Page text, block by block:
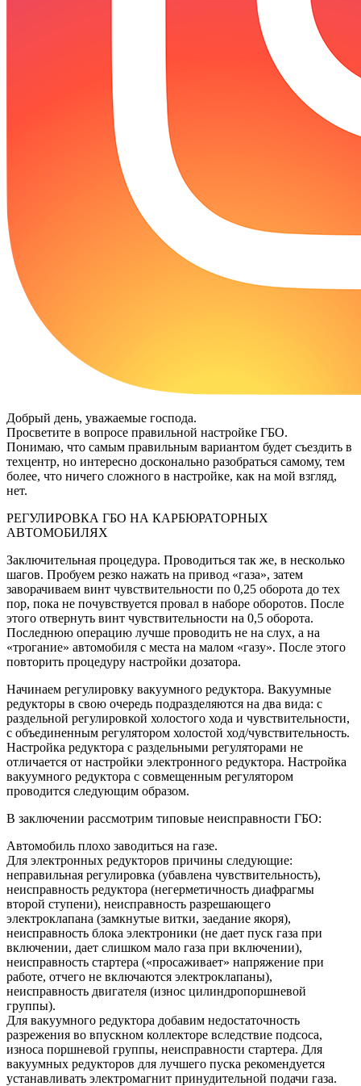
Добрый день, уважаемые господа.
Просветите в вопросе правильной настройке ГБО.
Понимаю, что самым правильным вариантом будет съездить в
техцентр, но интересно досконально разобраться самому, тем
более, что ничего сложного в настройке, как на мой взгляд,
нет.
РЕГУЛИРОВКА ГБО НА КАРБЮРАТОРНЫХ
АВТОМОБИЛЯХ
Заключительная процедура. Проводиться так же, в несколько
шагов. Пробуем резко нажать на привод «газа», затем
заворачиваем винт чувствительности по 0,25 оборота до тех
пор, пока не почувствуется провал в наборе оборотов. После
этого отвернуть винт чувствительности на 0,5 оборота.
Последнюю операцию лучше проводить не на слух, а на
«трогание» автомобиля с места на малом «газу». После этого
повторить процедуру настройки дозатора.
Начинаем регулировку вакуумного редуктора. Вакуумные
редукторы в свою очередь подразделяются на два вида: с
раздельной регулировкой холостого хода и чувствительности,
с объединенным регулятором холостой ход/чувствительность.
Настройка редуктора с раздельными регуляторами не
отличается от настройки электронного редуктора. Настройка
вакуумного редуктора с совмещенным регулятором
проводится следующим образом.
В заключении рассмотрим типовые неисправности ГБО:
Автомобиль плохо заводиться на газе.
Для электронных редукторов причины следующие:
неправильная регулировка (убавлена чувствительность),
неисправность редуктора (негерметичность диафрагмы
второй ступени), неисправность разрешающего
электроклапана (замкнутые витки, заедание якоря),
неисправность блока электроники (не дает пуск газа при
включении, дает слишком мало газа при включении),
неисправность стартера («просаживает» напряжение при
работе, отчего не включаются электроклапаны),
неисправность двигателя (износ цилиндропоршневой
группы).
Для вакуумного редуктора добавим недостаточность
разрежения во впускном коллекторе вследствие подсоса,
износа поршневой группы, неисправности стартера. Для
вакуумных редукторов для лучшего пуска рекомендуется
устанавливать электромагнит принудительной подачи газа.